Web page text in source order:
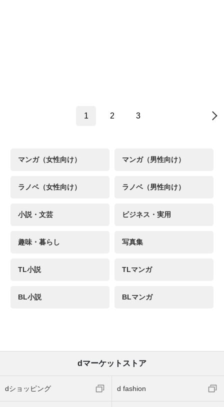
1 2 3 →
マンガ（女性向け） マンガ（男性向け）
ラノベ（女性向け） ラノベ（男性向け）
小説・文芸 ビジネス・実用
趣味・暮らし 写真集
TL小説 TLマンガ
BL小説 BLマンガ
dマーケットストア
dショッピング d fashion